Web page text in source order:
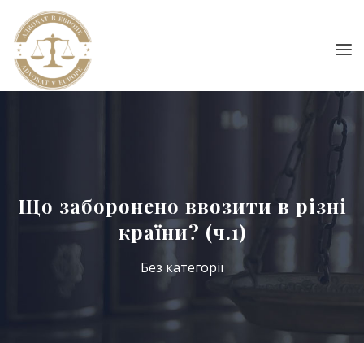
Що заборонено ввозити в різні
країни? (ч.1)
Без категорії